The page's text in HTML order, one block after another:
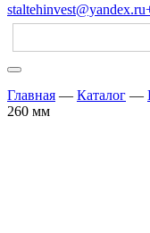
staltehinvest@yandex.ru
Главная — Каталог —
260 мм